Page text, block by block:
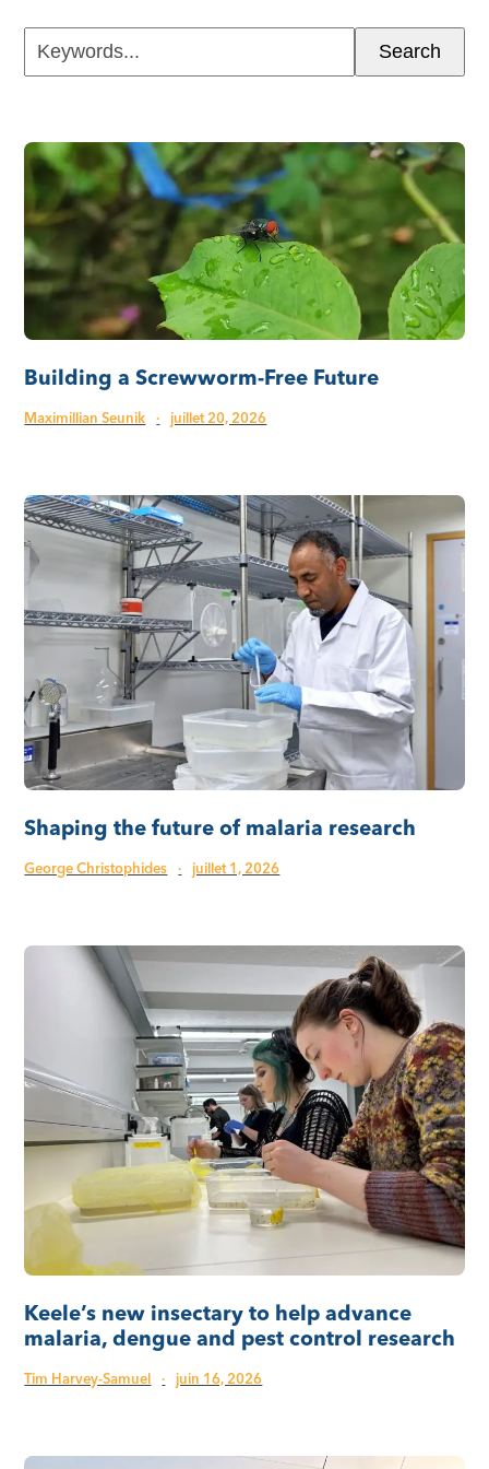
Keywords... Search
Building a Screwworm-Free Future
Maximillian Seunik · juillet 20, 2026
Shaping the future of malaria research
George Christophides · juillet 1, 2026
Keele’s new insectary to help advance
malaria, dengue and pest control research
Tim Harvey-Samuel · juin 16, 2026